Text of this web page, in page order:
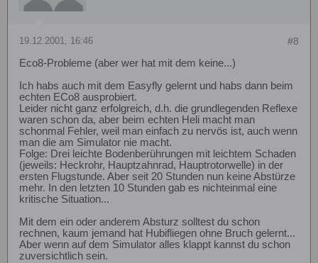
#8
19.12.2001, 16:46
Eco8-Probleme (aber wer hat mit dem keine...)
Ich habs auch mit dem Easyfly gelernt und habs dann beim
echten ECo8 ausprobiert.
Leider nicht ganz erfolgreich, d.h. die grundlegenden Reflexe
waren schon da, aber beim echten Heli macht man
schonmal Fehler, weil man einfach zu nervös ist, auch wenn
man die am Simulator nie macht.
Folge: Drei leichte Bodenberührungen mit leichtem Schaden
(jeweils: Heckrohr, Hauptzahnrad, Hauptrotorwelle) in der
ersten Flugstunde. Aber seit 20 Stunden nun keine Abstürze
mehr. In den letzten 10 Stunden gab es nichteinmal eine
kritische Situation...
Mit dem ein oder anderem Absturz solltest du schon
rechnen, kaum jemand hat Hubifliegen ohne Bruch gelernt...
Aber wenn auf dem Simulator alles klappt kannst du schon
zuversichtlich sein.